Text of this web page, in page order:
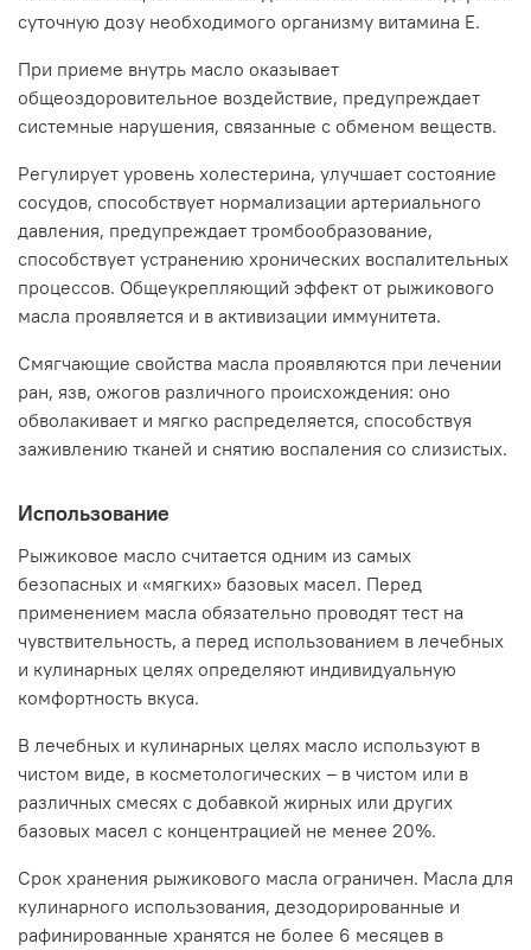
воспалительным процессам и помогает сохранить
свежесть и красоту.
Несмотря на системное влияние и клеточное
улучшение, рыжиковое масло оказывает быстрые и
видимые эффекты: оно моментально освежает кожу,
эстетические характеристики, снимает покраснения и
ИСПОЛЬЗОВАНИЕ МАСЛА В УХОДЕ ЗА НОГТЯМИ И
ВОЛОСАМИ
Поскольку рыжиковое масло активно воздействует на
клеточном уровне и влияет на водно-липидный баланс,
укрепляющими свойствами, то его практически не
применяют в уходе за ногтями (только в массажных
кремах или в лечебной косметике для кожи рук).
В сфере ухода за волосами рыжиковое масло считается
инструментов: оно способно сделать волосы мягкими и
проявления этого таланта масло нужно использовать в
методах длительного воздействия – масках и
бальзамах.
суточную дозу необходимого организму витамина Е.
При приеме внутрь масло оказывает
общеоздоровительное воздействие, предупреждает
системные нарушения, связанные с обменом веществ.
Регулирует уровень холестерина, улучшает состояние
сосудов, способствует нормализации артериального
давления, предупреждает тромбообразование,
способствует устранению хронических воспалительных
процессов. Общеукрепляющий эффект от рыжикового
масла проявляется и в активизации иммунитета.
Смягчающие свойства масла проявляются при лечении
ран, язв, ожогов различного происхождения: оно
обволакивает и мягко распределяется, способствуя
заживлению тканей и снятию воспаления со слизистых.
Использование
Рыжиковое масло считается одним из самых
безопасных и «мягких» базовых масел. Перед
применением масла обязательно проводят тест на
чувствительность, а перед использованием в лечебных
и кулинарных целях определяют индивидуальную
комфортность вкуса.
В лечебных и кулинарных целях масло используют в
чистом виде, в косметологических – в чистом или в
различных смесях с добавкой жирных или других
базовых масел с концентрацией не менее 20%.
Срок хранения рыжикового масла ограничен. Масла для
кулинарного использования, дезодорированные и
рафинированные хранятся не более 6 месяцев в